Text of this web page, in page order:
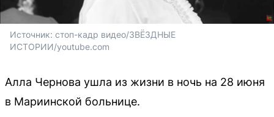
Источник: стоп-кадр видео/ЗВЁЗДНЫЕ
ИСТОРИИ/youtube.com
Алла Чернова ушла из жизни в ночь на 28 июня
в Мариинской больнице.